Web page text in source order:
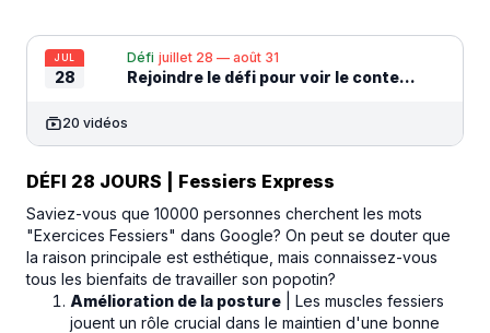
JUL
28
Défi juillet 28 — août 31
Rejoindre le défi pour voir le contenu
20 vidéos
DÉFI 28 JOURS | Fessiers Express
Saviez-vous que 10000 personnes cherchent les mots
"Exercices Fessiers" dans Google? On peut se douter que
la raison principale est esthétique, mais connaissez-vous
tous les bienfaits de travailler son popotin?
Amélioration de la posture | Les muscles fessiers
jouent un rôle crucial dans le maintien d'une bonne